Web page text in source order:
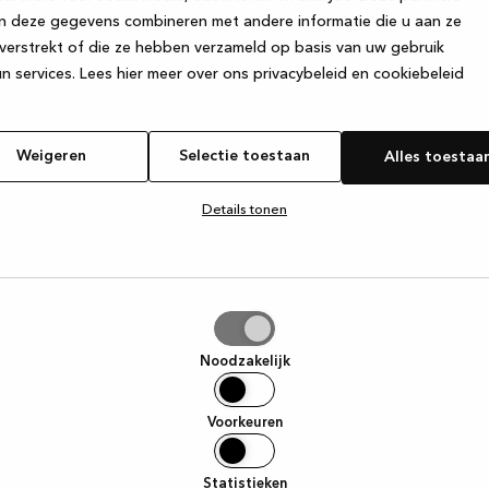
deze gegevens combineren met andere informatie die u aan ze
of die ze hebben verzameld op basis van uw gebruik
services. Lees hier meer over ons privacybeleid en cookiebeleid
Weigeren Selectie toestaan Alles
Details tonen
Noodzakelijk
Voorkeuren
Statistieken
has occurred while loadingwww.kvik.be (see the